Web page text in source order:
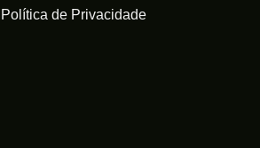
Política de Privacidade